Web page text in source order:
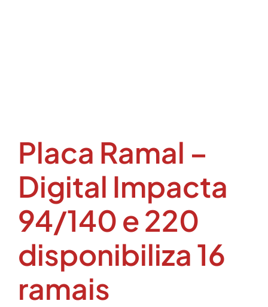
Placa Ramal –
Digital Impacta
94/140 e 220
disponibiliza 16
ramais